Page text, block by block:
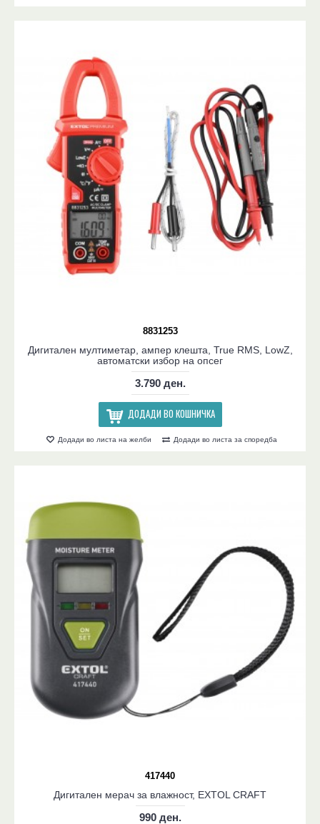
8831253
Дигитален мултиметар, ампер клешта, True RMS, LowZ,
автоматски избор на опсег
3.790 ден.
ДОДАДИ ВО КОШНИЧКА
Додади во листа на желби Додади во листа за споредба
417440
Дигитален мерач за влажност, EXTOL CRAFT
990 ден.